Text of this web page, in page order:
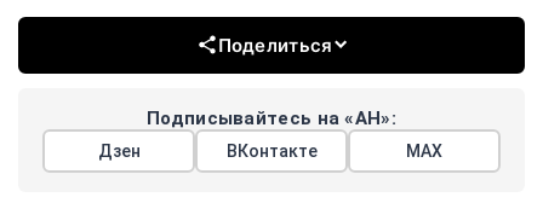
Поделиться
Подписывайтесь на «АН»:
Дзен ВКонтакте МАХ